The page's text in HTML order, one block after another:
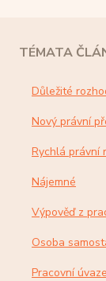
TÉMATA
Důležité
Nový právní
Rychlá právní
Nájemné
Výpověď z
Osoba
Pracovní